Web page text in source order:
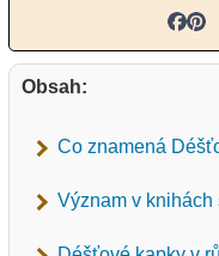
Obsah:
Co znamená
Význam v knihách